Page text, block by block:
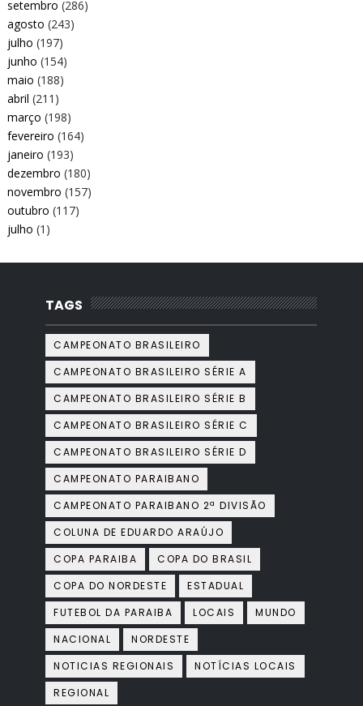
setembro (286)
agosto (243)
julho (197)
junho (154)
maio (188)
abril (211)
março (198)
fevereiro (164)
janeiro (193)
dezembro (180)
novembro (157)
outubro (117)
julho (1)
TAGS
CAMPEONATO BRASILEIRO
CAMPEONATO BRASILEIRO SÉRIE A
CAMPEONATO BRASILEIRO SÉRIE B
CAMPEONATO BRASILEIRO SÉRIE C
CAMPEONATO BRASILEIRO SÉRIE D
CAMPEONATO PARAIBANO
CAMPEONATO PARAIBANO 2ª DIVISÃO
COLUNA DE EDUARDO ARAÚJO
COPA PARAIBA
COPA DO BRASIL
COPA DO NORDESTE
ESTADUAL
FUTEBOL DA PARAIBA
LOCAIS
MUNDO
NACIONAL
NORDESTE
NOTICIAS REGIONAIS
NOTÍCIAS LOCAIS
REGIONAL